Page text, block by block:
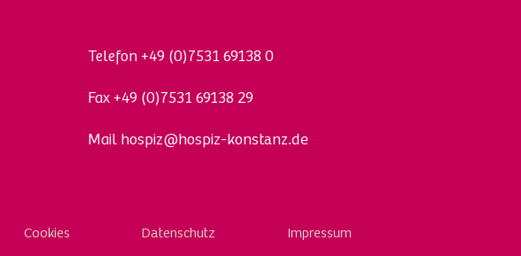
Telefon +49 (0)7531 69138 0
Fax +49 (0)7531 69138 29
Mail hospiz@hospiz-konstanz.de
Cookies Datenschutz Impressum